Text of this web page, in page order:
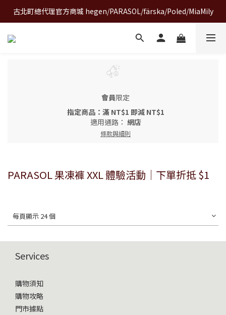
A World of Wonder 奇想世界特展｜套票熱賣中
古北町總代理官方商城 hegen/PARASOL/färska/Poled/MiaMily
A World of Wonder 奇想世界特展｜套票熱賣中
會員限定
指定商品：滿 NT$1 即減 NT$1
適用通路： 網店
條款與細則
PARASOL 果凍褲 XXL 體驗活動｜下單折抵 $1
每頁顯示 24 個
Services
購物須知
購物攻略
門市據點